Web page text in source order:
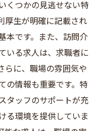
くつかの見逃せない特
厚生が明確に記載され
本です。また、訪問介
いる求人は、求職者に
らに、職場の雰囲気や
の情報も重要です。特
タッフのサポートが充
る環境を提供していま